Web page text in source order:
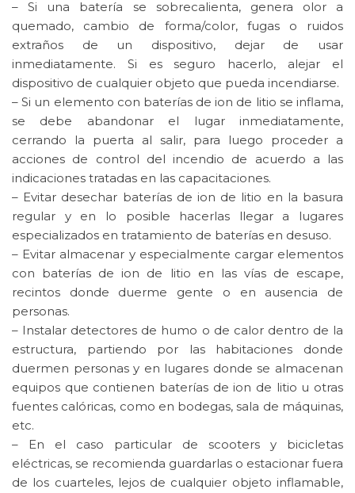
– Si una batería se sobrecalienta, genera olor a
quemado, cambio de forma/color, fugas o ruidos
extraños de un dispositivo, dejar de usar
inmediatamente. Si es seguro hacerlo, alejar el
dispositivo de cualquier objeto que pueda incendiarse.
– Si un elemento con baterías de ion de litio se inflama,
se debe abandonar el lugar inmediatamente,
cerrando la puerta al salir, para luego proceder a
acciones de control del incendio de acuerdo a las
indicaciones tratadas en las capacitaciones.
– Evitar desechar baterías de ion de litio en la basura
regular y en lo posible hacerlas llegar a lugares
especializados en tratamiento de baterías en desuso.
– Evitar almacenar y especialmente cargar elementos
con baterías de ion de litio en las vías de escape,
recintos donde duerme gente o en ausencia de
personas.
– Instalar detectores de humo o de calor dentro de la
estructura, partiendo por las habitaciones donde
duermen personas y en lugares donde se almacenan
equipos que contienen baterías de ion de litio u otras
fuentes calóricas, como en bodegas, sala de máquinas,
etc.
– En el caso particular de scooters y bicicletas
eléctricas, se recomienda guardarlas o estacionar fuera
de los cuarteles, lejos de cualquier objeto inflamable,